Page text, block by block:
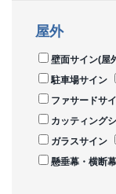
屋外
壁面サイン(屋
駐車場サイン
ファサードサ
カッティング
ガラスサイン
懸垂幕・横断幕